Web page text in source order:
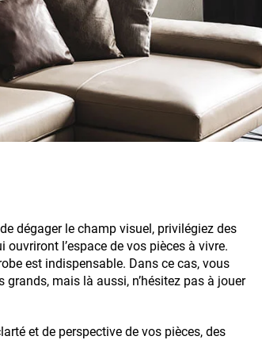
dégager le champ visuel, privilégiez des
ouvriront l’espace de vos pièces à vivre.
est indispensable. Dans ce cas, vous
mais là aussi, n’hésitez pas à jouer
et de perspective de vos pièces, des